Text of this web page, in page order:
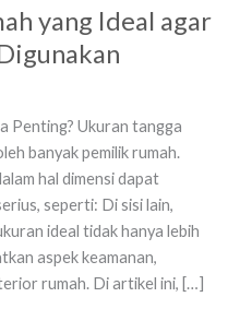
yang Ideal agar
Penting? Ukuran tangga
banyak pemilik rumah.
hal dimensi dapat
seperti: Di sisi lain,
ideal tidak hanya lebih
aspek keamanan,
rumah. Di artikel ini, […]